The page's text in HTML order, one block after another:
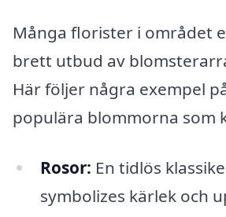
Många florister i området
brett utbud av
Här följer några exempel
populära blommorna som
Rosor: En tidlös
symbolizes kärlek och